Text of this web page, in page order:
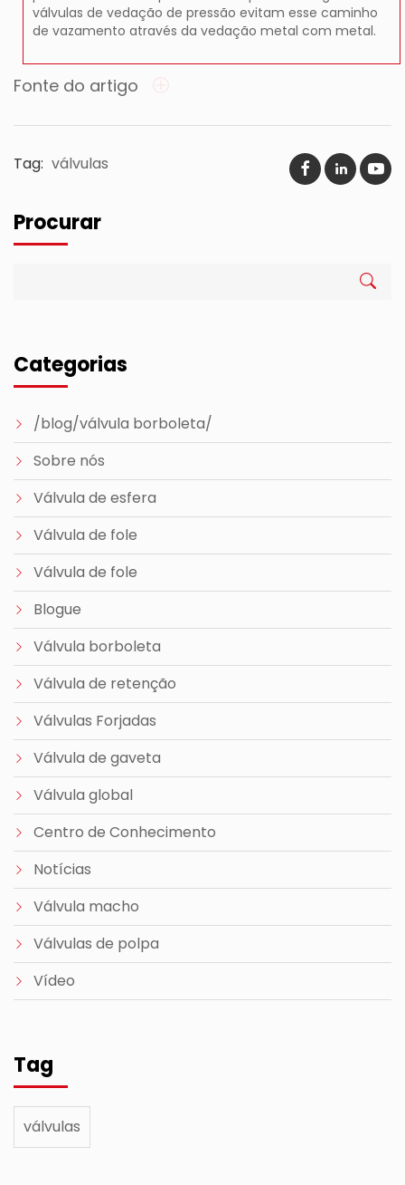
válvulas de vedação de pressão evitam esse caminho
de vazamento através da vedação metal com metal.
Fonte do artigo
Tag: válvulas
Procurar
Categorias
/blog/válvula borboleta/
Sobre nós
Válvula de esfera
Válvula de fole
Válvula de fole
Blogue
Válvula borboleta
Válvula de retenção
Válvulas Forjadas
Válvula de gaveta
Válvula global
Centro de Conhecimento
Notícias
Válvula macho
Válvulas de polpa
Vídeo
Tag
válvulas